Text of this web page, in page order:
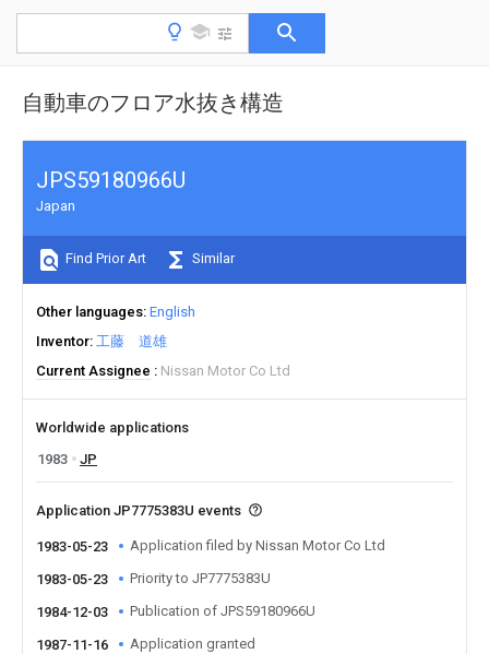
自動車のフロア水抜き構造
JPS59180966U
Japan
Find Prior Art Similar
Other languages English
Inventor 工藤 道雄
Current Assignee
Nissan Motor Co Ltd
Worldwide applications
1983
JP
Application JP7775383U events
1983-05-23 Application filed by Nissan Motor Co Ltd
1983-05-23 Priority to JP7775383U
1984-12-03 Publication of JPS59180966U
1987-11-16 Application granted